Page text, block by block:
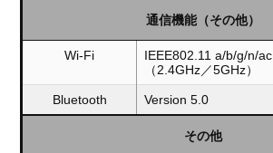
通信機能（その他）
Wi-Fi
IEEE802.11 a/b/g/n/ac
（2.4GHz／5GHz）
Bluetooth Version 5.0
その他